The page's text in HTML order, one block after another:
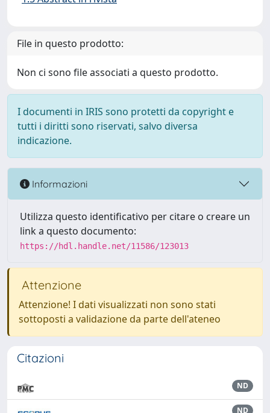
File in questo prodotto:
Non ci sono file associati a questo prodotto.
I documenti in IRIS sono protetti da copyright e
tutti i diritti sono riservati, salvo diversa
indicazione.
Informazioni
Utilizza questo identificativo per citare o creare un
link a questo documento:
https://hdl.handle.net/11586/123013
Attenzione
Attenzione! I dati visualizzati non sono stati
sottoposti a validazione da parte dell'ateneo
Citazioni
ND
ND